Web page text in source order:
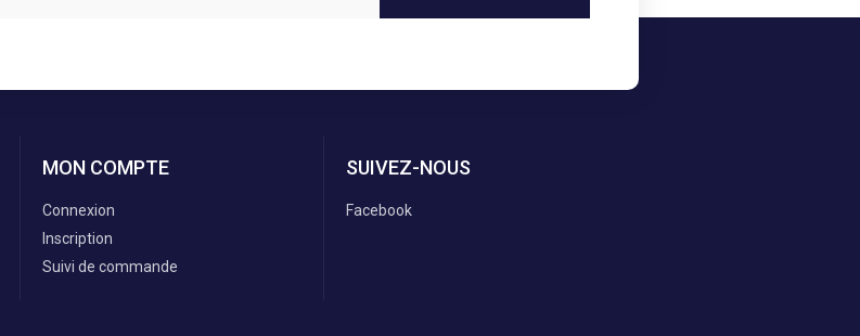
MON COMPTE
Connexion
Inscription
Suivi de commande
SUIVEZ-NOUS
Facebook